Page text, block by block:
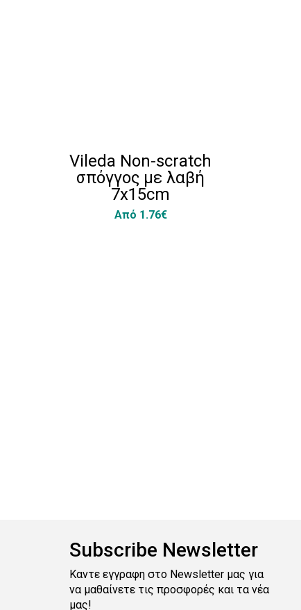
Vileda Non-scratch
σπόγγος με λαβή
7x15cm
Από 1.76€
Subscribe Newsletter
Καντε εγγραφη στο Newsletter μας για
να μαθαίνετε τις προσφορές και τα νέα
μας!